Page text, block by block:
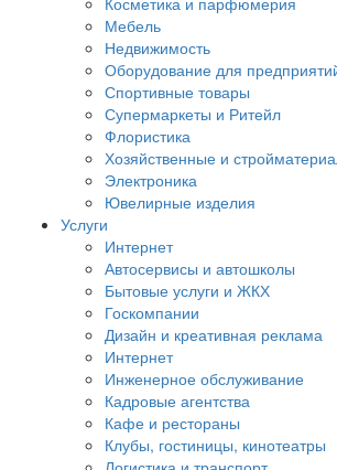
Мебель
Недвижимость
Оборудование для
Спортивные товары
Супермаркеты и Ритейл
Флористика
Хозяйственные и
Электроника
Ювелирные изделия
Услуги
Интернет
Автосервисы и автошколы
Бытовые услуги и ЖКХ
Госкомпании
Дизайн и креативная реклама
Интернет
Инженерное обслуживание
Кадровые агентства
Кафе и рестораны
Клубы, гостиницы, кинотеатры